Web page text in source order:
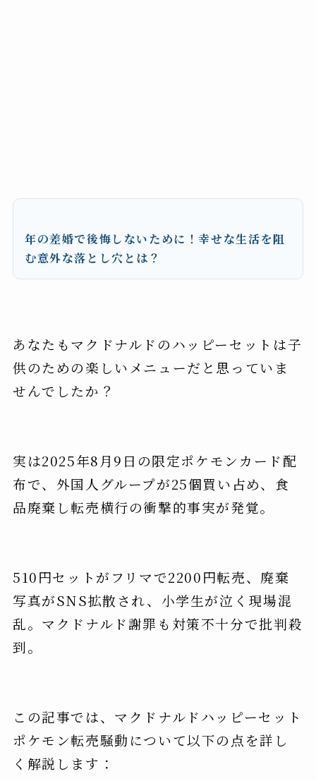
年の差婚で後悔しないために！幸せな生活を阻
む意外な落とし穴とは？
あなたもマクドナルドのハッピーセットは子
供のための楽しいメニューだと思っていま
せんでしたか？
実は2025年8月9日の限定ポケモンカード配
布で、外国人グループが25個買い占め、食
品廃棄し転売横行の衝撃的事実が発覚。
510円セットがフリマで2200円転売、廃棄
写真がSNS拡散され、小学生が泣く現場混
乱。マクドナルド謝罪も対策不十分で批判殺
到。
この記事では、マクドナルドハッピーセット
ポケモン転売騒動について以下の点を詳し
く解説します：